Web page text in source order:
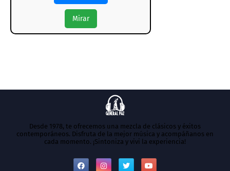
Mirar
Desde 1978, te ofrecemos una mezcla de clásicos y éxitos
contemporáneos. Disfruta de la mejor música y acompáñanos en
cada momento. ¡Sintoniza y vivi la experiencia!